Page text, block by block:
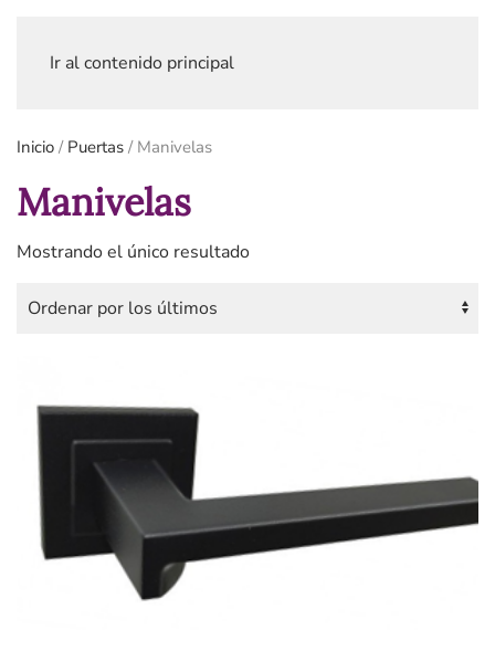
Ir al contenido principal
Inicio / Puertas / Manivelas
Manivelas
Mostrando el único resultado